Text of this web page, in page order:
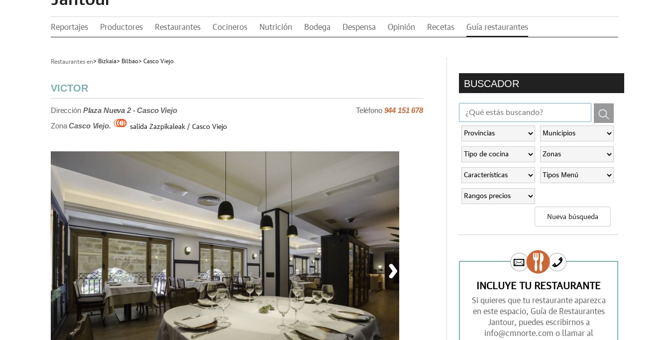
Reportajes Productores Restaurantes Cocineros Nutrición Bodega Despensa Opinión Recetas Guía restaurantes
Restaurantes en> Bizkaia> Bilbao> Casco Viejo
VICTOR
Dirección Plaza Nueva 2 - Casco Viejo
Zona Casco Viejo. salida Zazpikaleak / Casco Viejo
Teléfono 944 151 678
BUSCADOR
Nueva búsqueda
INCLUYE TU RESTAURANTE
Si quieres que tu restaurante aparezca
en este espacio, Guía de Restaurantes
Jantour, puedes escribirnos a
info@cmnorte.com o llamar al